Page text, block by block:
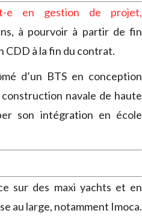
e en gestion de projet,
à pourvoir à partir de fin
CDD à la fin du contrat.
d’un BTS en conception
navale de haute
son intégration en école
sur des maxi yachts et en
au large, notamment Imoca.